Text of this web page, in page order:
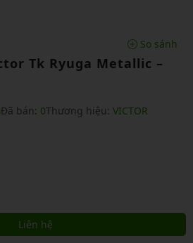
So sánh
Tk Ryuga Metallic –
Đã bán: 0Thương hiệu: VICTOR
Liên hệ